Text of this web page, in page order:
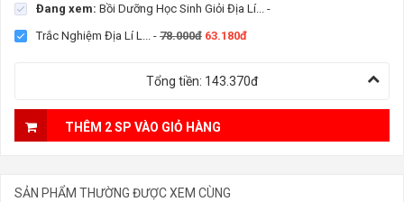
Đang xem: Bồi Dưỡng Học Sinh Giỏi Địa Lí... -
Trắc Nghiệm Địa Lí L... - 78.000đ 63.180đ
Tổng tiền: 143.370đ
THÊM 2 SP VÀO GIỎ HÀNG
SẢN PHẨM THƯỜNG ĐƯỢC XEM CÙNG